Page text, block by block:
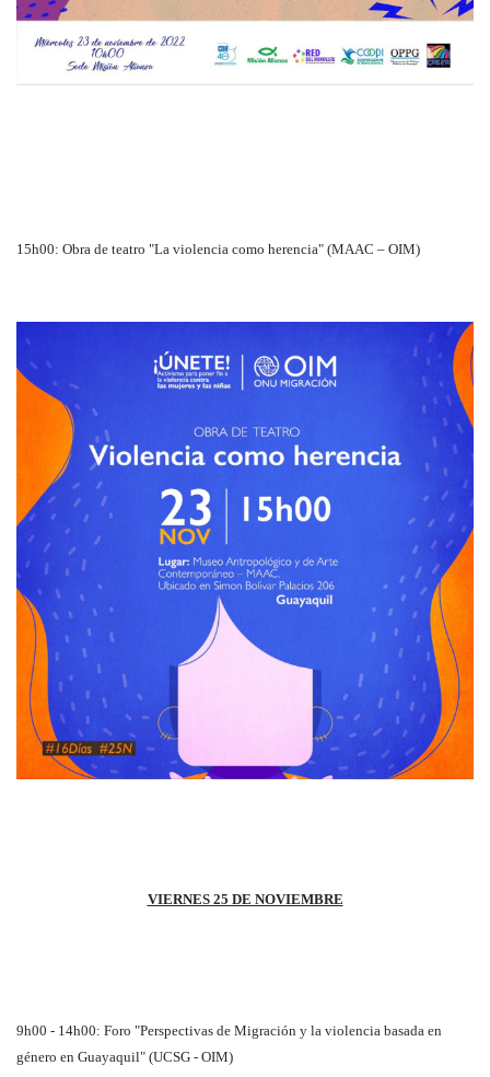
15h00: Obra de teatro "La violencia como herencia" (MAAC – OIM)
VIERNES 25 DE NOVIEMBRE
9h00 - 14h00: Foro "Perspectivas de Migración y la violencia basada en
género en Guayaquil" (UCSG - OIM)